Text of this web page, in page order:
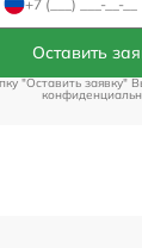
Оставить
"Оставить заявку"